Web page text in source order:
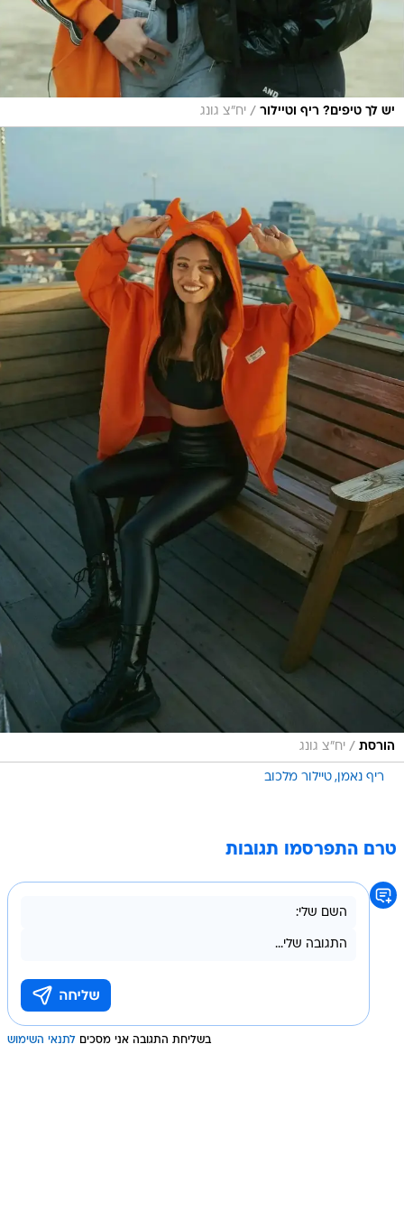
יש לך טיפים? ריף וטיילור / יח"צ גונג
הורסת / יח"צ גונג
ריף נאמן טיילור מלכוב
טרם התפרסמו תגובות
בשליחת התגובה אני מסכים לתנאי השימוש